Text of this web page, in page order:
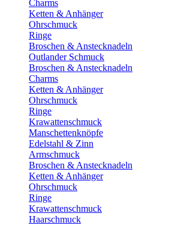
Charms
Ketten & Anhänger
Ohrschmuck
Ringe
Broschen & Anstecknadeln
Outlander Schmuck
Broschen & Anstecknadeln
Charms
Ketten & Anhänger
Ohrschmuck
Ringe
Krawattenschmuck
Manschettenknöpfe
Edelstahl & Zinn
Armschmuck
Broschen & Anstecknadeln
Ketten & Anhänger
Ohrschmuck
Ringe
Krawattenschmuck
Haarschmuck